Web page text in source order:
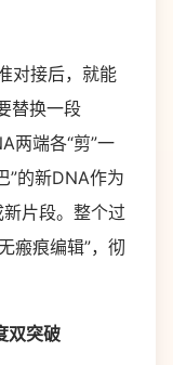
对接后，就能
替换一段
两端各“剪”一
”的新DNA作为
片段。整个过
瘢痕编辑”，彻
突破